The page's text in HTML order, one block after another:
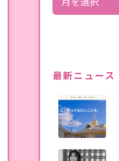
最新ニュース